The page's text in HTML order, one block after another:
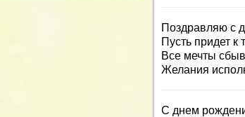
Поздравляю с
Пусть придет к
Все мечты
Желания
С днем